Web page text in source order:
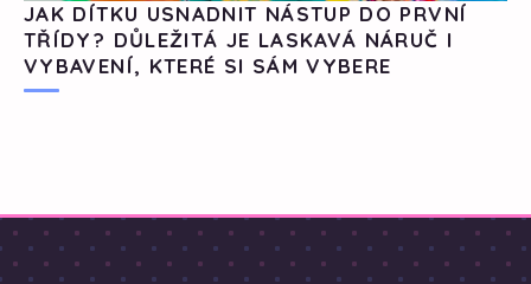
JAK DÍTKU USNADNIT NÁSTUP DO PRVNÍ
TŘÍDY? DŮLEŽITÁ JE LASKAVÁ NÁRUČ I
VYBAVENÍ, KTERÉ SI SÁM VYBERE